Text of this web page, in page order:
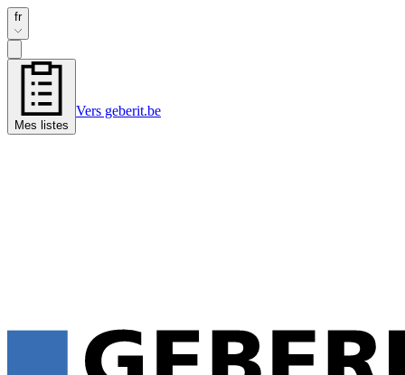
fr
Mes listes
Vers geberit.be